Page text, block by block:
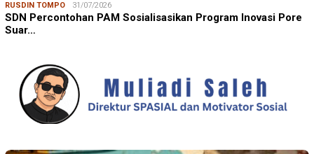
RUSDIN TOMPO 31/07/2026
SDN Percontohan PAM Sosialisasikan Program Inovasi Pore
Suar…